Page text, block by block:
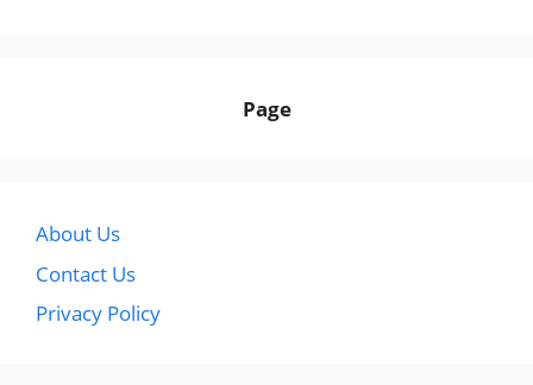
Page
About Us
Contact Us
Privacy Policy